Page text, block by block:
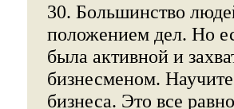
30. Большинство
положением дел. Но
была активной и
бизнесменом.
бизнеса. Это все